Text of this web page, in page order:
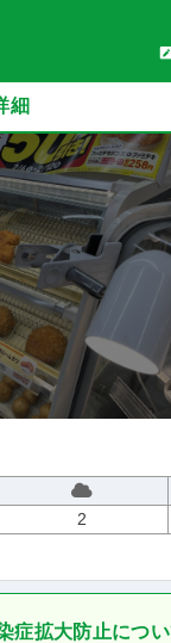
細
2
症拡大防止につ